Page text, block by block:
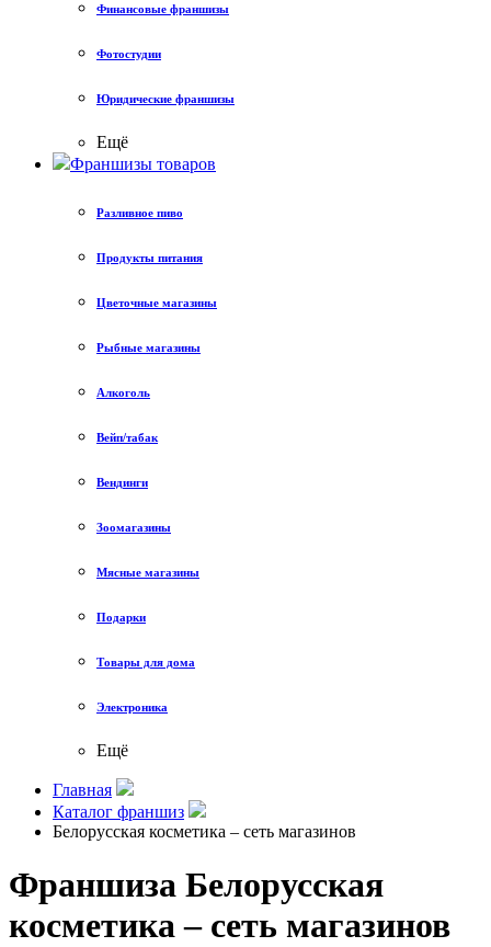
Финансовые франшизы
Фотостудии
Юридические франшизы
Ещё
Франшизы товаров
Разливное пиво
Продукты питания
Цветочные магазины
Рыбные магазины
Алкоголь
Вейп/табак
Вендинги
Зоомагазины
Мясные магазины
Подарки
Товары для дома
Электроника
Ещё
Главная
Каталог франшиз
Белорусская косметика – сеть магазинов
Франшиза Белорусская
косметика – сеть магазинов